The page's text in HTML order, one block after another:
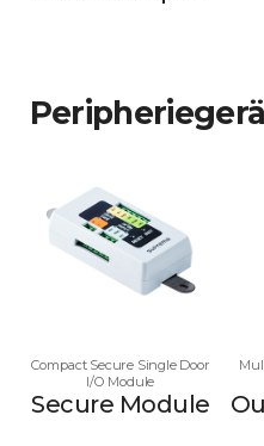
Compact Secure Single Door
I/O Module
Secure Module